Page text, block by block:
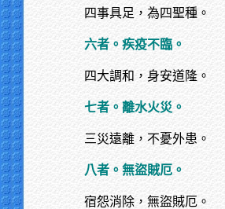
四事具足，為四聖種。
六者。疾疫不臨。
四大調和，身安道隆。
七者。離水火災。
三災遠離，不憂外患。
八者。無盜賊厄。
宿怨消除，無盜賊厄。